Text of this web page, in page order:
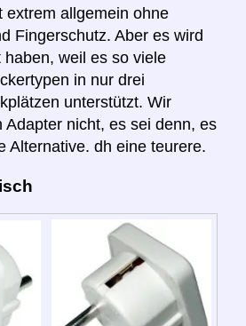
extrem allgemein ohne
Fingerschutz. Aber es wird
weil es so viele
in nur drei
unterstützt. Wir
Adapter nicht, es sei denn, es
Alternative. dh eine teurere.